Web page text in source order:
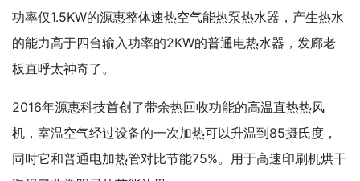
功率仅1.5KW的源惠整体速热空气能热泵热水器，产生热水
的能力高于四台输入功率的2KW的普通电热水器，发廊老
板直呼太神奇了。
2016年源惠科技首创了带余热回收功能的高温直热热风
机，室温空气经过设备的一次加热可以升温到85摄氏度，
同时它和普通电加热管对比节能75%。用于高速印刷机烘干